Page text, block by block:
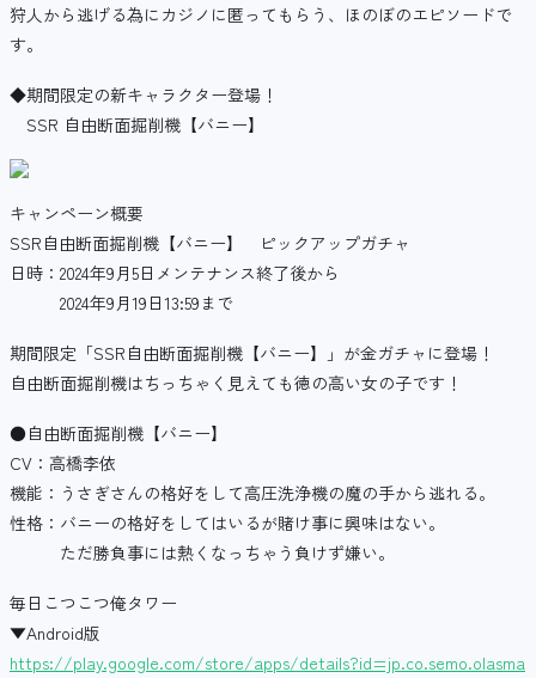
狩人から逃げる為にカジノに匿ってもらう、ほのぼのエピソードで
す。
◆期間限定の新キャラクター登場！
SSR 自由断面掘削機【バニー】
キャンペーン概要
SSR自由断面掘削機【バニー】 ピックアップガチャ
日時：2024年9月5日メンテナンス終了後から
2024年9月19日13:59まで
期間限定「SSR自由断面掘削機【バニー】」が金ガチャに登場！
自由断面掘削機はちっちゃく見えても徳の高い女の子です！
●自由断面掘削機【バニー】
CV：高橋李依
機能：うさぎさんの格好をして高圧洗浄機の魔の手から逃れる。
性格：バニーの格好をしてはいるが賭け事に興味はない。
ただ勝負事には熱くなっちゃう負けず嫌い。
毎日こつこつ俺タワー
▼Android版
https://play.google.com/store/apps/details?id=jp.co.semo.olasma